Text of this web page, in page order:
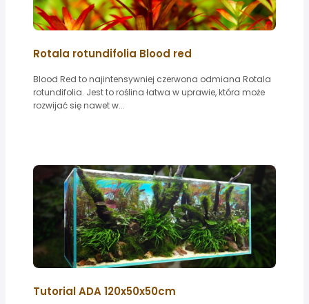
Rotala rotundifolia Blood red
Blood Red to najintensywniej czerwona odmiana Rotala
rotundifolia. Jest to roślina łatwa w uprawie, która może
rozwijać się nawet w...
Tutorial ADA 120x50x50cm